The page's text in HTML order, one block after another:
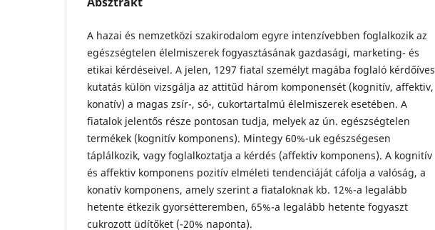
A hazai és nemzetközi szakirodalom egyre intenzívebben foglalkozik az
egészségtelen élelmiszerek fogyasztásának gazdasági, marketing- és
etikai kérdéseivel. A jelen, 1297 fiatal személyt magába foglaló kérdőíves
kutatás külön vizsgálja az attitűd három komponensét (kognitív, affektiv,
konatív) a magas zsír-, só-, cukortartalmú élelmiszerek esetében. A
fiatalok jelentős része pontosan tudja, melyek az ún. egészségtelen
termékek (kognitív komponens). Mintegy 60%-uk egészségesen
táplálkozik, vagy foglalkoztatja a kérdés (affektiv komponens). A kognitív
és affektiv komponens pozitív elméleti tendenciáját cáfolja a valóság, a
konatív komponens, amely szerint a fiataloknak kb. 12%-a legalább
hetente étkezik gyorsétteremben, 65%-a legalább hetente fogyaszt
cukrozott üdítőket (-20% naponta).